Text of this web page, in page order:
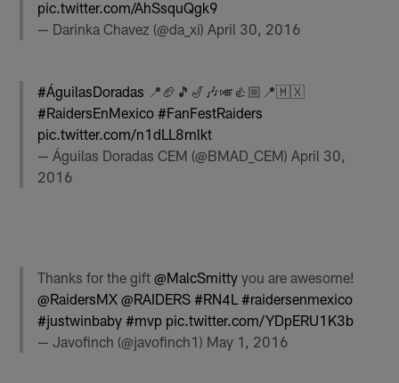
pic.twitter.com/AhSsquQgk9
— Darinka Chavez (@da_xi) April 30, 2016
#ÁguilasDoradas 📍🏈🎵🎷🎶🎺👍🏼📍🇲🇽
#RaidersEnMexico #FanFestRaiders
pic.twitter.com/n1dLL8mlkt
— Águilas Doradas CEM (@BMAD_CEM)April 30,
2016
Thanks for the gift@MalcSmitty you are awesome!
@RaidersMX @RAIDERS #RN4L #raidersenmexico
#justwinbaby #mvp pic.twitter.com/YDpERU1K3b
— Javofinch (@javofinch1) May 1, 2016